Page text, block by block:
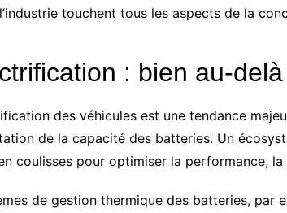
touchent tous les aspects de la
: bien au-
des véhicules est une tendance
de la capacité des batteries. Un
coulisses pour optimiser la performance, la
de gestion thermique des batteries, par